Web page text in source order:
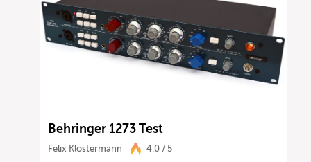
Behringer 1273 Test
Felix Klostermann 4.0 / 5